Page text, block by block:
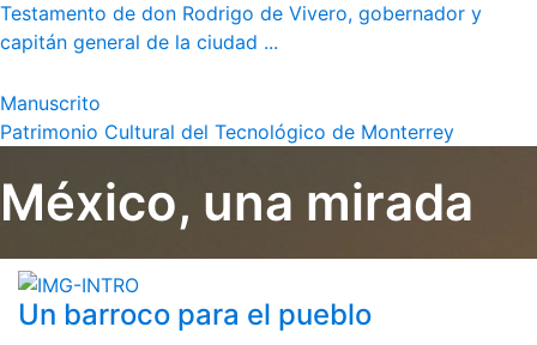
Testamento de don Rodrigo de Vivero, gobernador y
capitán general de la ciudad ...
Manuscrito
Patrimonio Cultural del Tecnológico de Monterrey
México, una mirada
Un barroco para el pueblo